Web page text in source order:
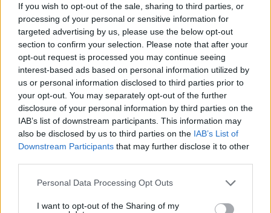
If you wish to opt-out of the sale, sharing to third parties, or
processing of your personal or sensitive information for
targeted advertising by us, please use the below opt-out
section to confirm your selection. Please note that after your
opt-out request is processed you may continue seeing
interest-based ads based on personal information utilized by
us or personal information disclosed to third parties prior to
your opt-out. You may separately opt-out of the further
disclosure of your personal information by third parties on the
IAB’s list of downstream participants. This information may
also be disclosed by us to third parties on the IAB’s List of
Downstream Participants that may further disclose it to other
Please note that this website/app uses one or more Google
not limited to your visit or usage behaviour. You may click to
Personal Data Processing Opt Outs
I want to opt-out of the Sharing of my